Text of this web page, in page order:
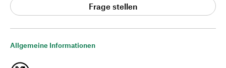
Allgemeine Informationen
Frage stellen